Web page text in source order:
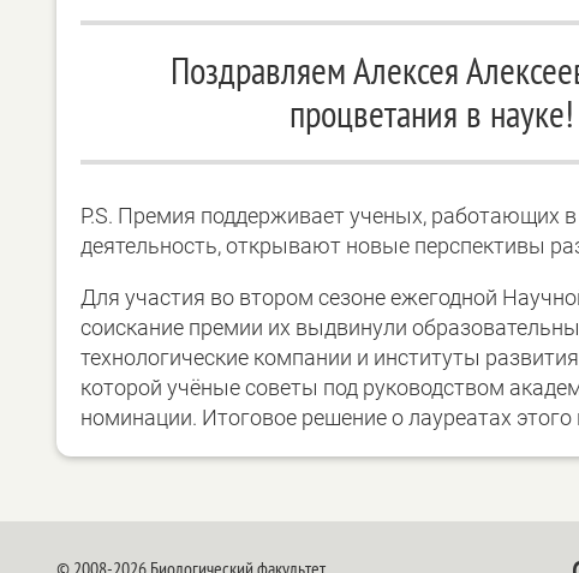
Поздравляем Алексея
процветания в
P.S. Премия поддерживает ученых, работающих
деятельность, открывают новые перспективы
Для участия во втором сезоне ежегодной
соискание премии их выдвинули
технологические компании и институты
которой учёные советы под руководством
номинации. Итоговое решение о лауреатах
© 2008-2026 Биологический факультет